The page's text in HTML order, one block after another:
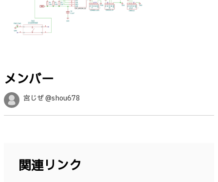
メンバー
宮じぜ @shou678
関連リンク